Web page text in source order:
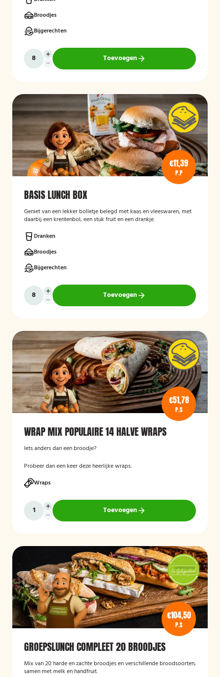
Broodjes
Bijgerechten
Toevoegen
€11,39
P.P
BASIS LUNCH BOX
Geniet van een lekker bolletje belegd met kaas en vleeswaren, met
daarbij een krentenbol, een stuk fruit en een drankje.
Dranken
Broodjes
Bijgerechten
Toevoegen
€51,78
P.S
WRAP MIX POPULAIRE 14 HALVE WRAPS
Iets anders dan een broodje?
Probeer dan een keer deze heerlijke wraps.
Wraps
Toevoegen
€104,50
P.S
GROEPSLUNCH COMPLEET 20 BROODJES
Mix van 20 harde en zachte broodjes en verschillende broodsoorten,
samen met melk en handfruit.